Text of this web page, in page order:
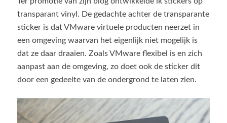
transparant vinyl. De gedachte achter de transparante
sticker is dat VMware virtuele producten neerzet in
een omgeving waarvan het eigenlijk niet mogelijk is
dat ze daar draaien. Zoals VMware flexibel is en zich
aanpast aan de omgeving, zo doet ook de sticker dit
door een gedeelte van de ondergrond te laten zien.